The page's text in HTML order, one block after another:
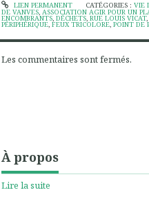
LIEN PERMANENT CATÉGORIES : VIE
DE VANVES, ASSOCIATION AGIR POUR UN
ENCOMBRANTS, DÉCHETS, RUE LOUIS VICAT,
PÉRIPHÉRIQUE, FEUX TRICOLORE, POINT DE
Les commentaires sont fermés.
À propos
Lire la suite